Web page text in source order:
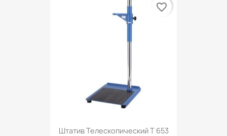
Штатив Телескопический T 653
favorite_border